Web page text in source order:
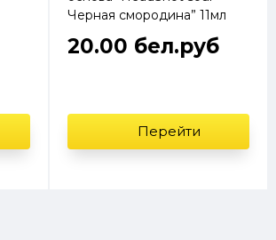
Черная смородина” 11мл
20.00 бел.руб
Перейти